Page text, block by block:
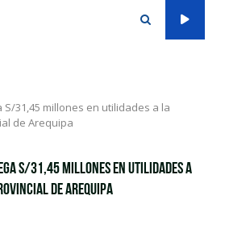
31,45 millones en utilidades a la
de Arequipa
S/31,45 millones en utilidades a
de Arequipa